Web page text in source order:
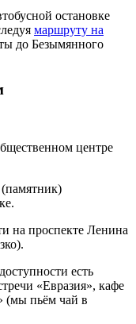
остановке
маршруту на
до Безымянного
центре
на проспекте Ленина
есть
«Евразия», кафе
(мы пьём чай в